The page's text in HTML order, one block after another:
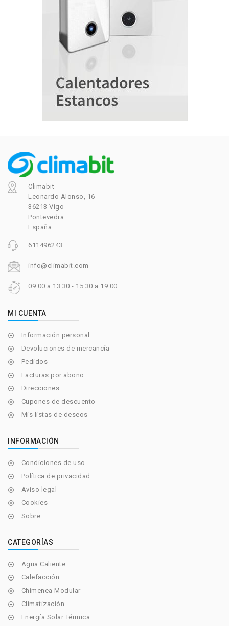
Climabit
Leonardo Alonso, 16
36213 Vigo
Pontevedra
España
611496243
info@climabit.com
09:00 a 13:30 - 15:30 a 19:00
MI CUENTA
 Información personal
 Devoluciones de mercancía
 Pedidos
 Facturas por abono
 Direcciones
 Cupones de descuento
 Mis listas de deseos
INFORMACIÓN
 Condiciones de uso
 Política de privacidad
 Aviso legal
 Cookies
 Sobre
CATEGORÍAS
 Agua Caliente
 Calefacción
 Chimenea Modular
 Climatización
 Energía Solar Térmica